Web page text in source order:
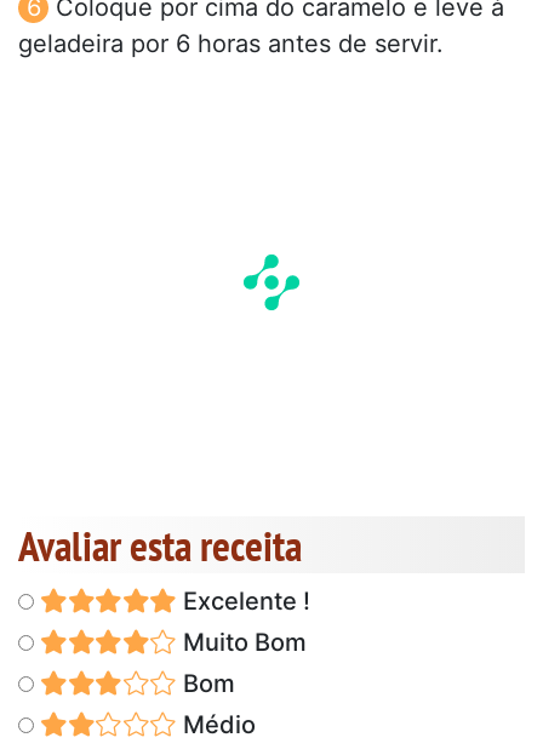
Coloque por cima do caramelo e leve à
geladeira por 6 horas antes de servir.
Avaliar esta receita
Excelente !
Muito Bom
Bom
Médio